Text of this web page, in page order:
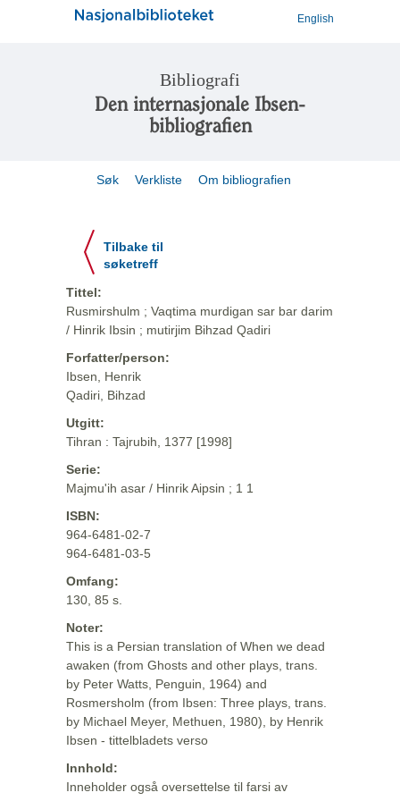
English
Bibliografi
Den internasjonale Ibsen-
bibliografien
Søk Verkliste Om bibliografien
Tilbake til
søketreff
Tittel:
Rusmirshulm ; Vaqtima murdigan sar bar darim
/ Hinrik Ibsin ; mutirjim Bihzad Qadiri
Forfatter/person:
Ibsen, Henrik
Qadiri, Bihzad
Utgitt:
Tihran : Tajrubih, 1377 [1998]
Serie:
Majmu'ih asar / Hinrik Aipsin ; 1 1
ISBN:
964-6481-02-7
964-6481-03-5
Omfang:
130, 85 s.
Noter:
This is a Persian translation of When we dead
awaken (from Ghosts and other plays, trans.
by Peter Watts, Penguin, 1964) and
Rosmersholm (from Ibsen: Three plays, trans.
by Michael Meyer, Methuen, 1980), by Henrik
Ibsen - tittelbladets verso
Innhold:
Inneholder også oversettelse til farsi av